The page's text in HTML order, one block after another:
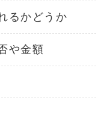
るかどうか
や金額